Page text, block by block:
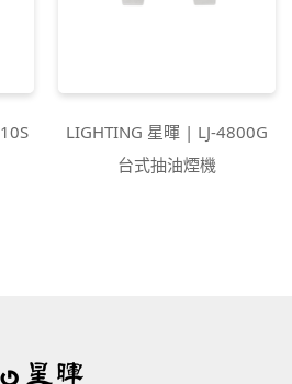
LIGHTING 星暉 | LJ-4800G
台式抽油煙機